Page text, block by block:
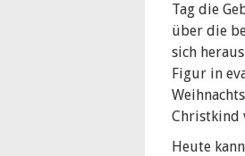
Tag die
über die
sich
Figur in
Christkind
Heute